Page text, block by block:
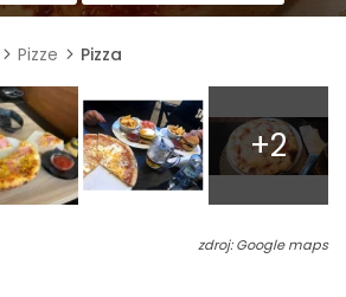
Pizze Pizza
+2
zdroj: Google maps